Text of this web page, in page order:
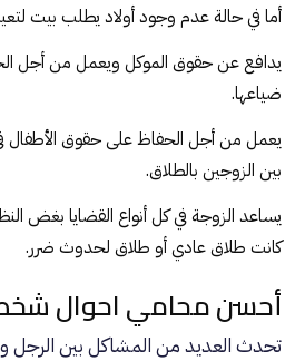
أما في حالة عدم وجود أولاد يطلب بيت
يدافع عن حقوق الموكل ويعمل من أجل
ضياعها.
يعمل من أجل الحفاظ على حقوق الأطفال في
بين الزوجين بالطلاق.
يساعد الزوجة في كل أنواع القضايا بغض
كانت طلاق عادي أو طلاق لحدوث ضرر.
أحسن محامي احوال
تحدث العديد من المشاكل بين الرجل